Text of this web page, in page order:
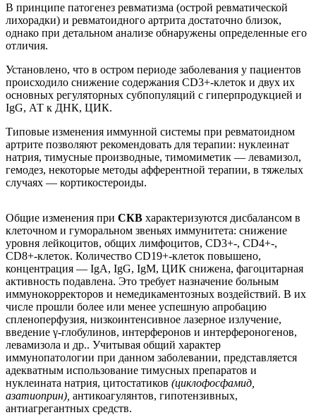
В принципе патогенез ревматизма (острой ревматической
лихорадки) и ревматоидного артрита достаточно близок,
однако при детальном анализе обнаружены определенные его
отличия.
Установлено, что в остром периоде заболевания у пациентов
происходило снижение содержания CD3+-клеток и двух их
основных регуляторных субпопуляций с гиперпродукцией и
IgG, АТ к ДНК, ЦИК.
Типовые изменения иммунной системы при ревматоидном
артрите позволяют рекомендовать для терапии: нуклеинат
натрия, тимусные производные, тимомиметик — левамизол,
гемодез, некоторые методы афферентной терапии, в тяжелых
случаях — кортикостероиды.
Общие изменения при СКВ характеризуются дисбалансом в
клеточном и гуморальном звеньях иммунитета: снижение
уровня лейкоцитов, общих лимфоцитов, CD3+-, CD4+-,
CD8+-клеток. Количество CD19+-клеток повышено,
концентрация — IgA, IgG, IgM, ЦИК снижена, фагоцитарная
активность подавлена. Это требует назначение больным
иммунокорректоров и немедикаментозных воздействий. В их
числе прошли более или менее успешную апробацию
спленоперфузия, низкоинтенсивное лазерное излучение,
введение γ-глобулинов, интерферонов и интерфероногенов,
левамизола и др.. Учитывая общий характер
иммунопатологии при данном заболевании, представляется
адекватным использование тимусных препаратов и
нуклеината натрия, цитостатиков (циклофосфамид,
азатиоприн), антикоагулянтов, гипотензивных,
антиагрегантных средств.